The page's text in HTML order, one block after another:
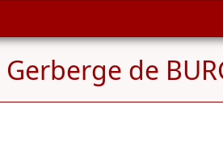
Gerberge de